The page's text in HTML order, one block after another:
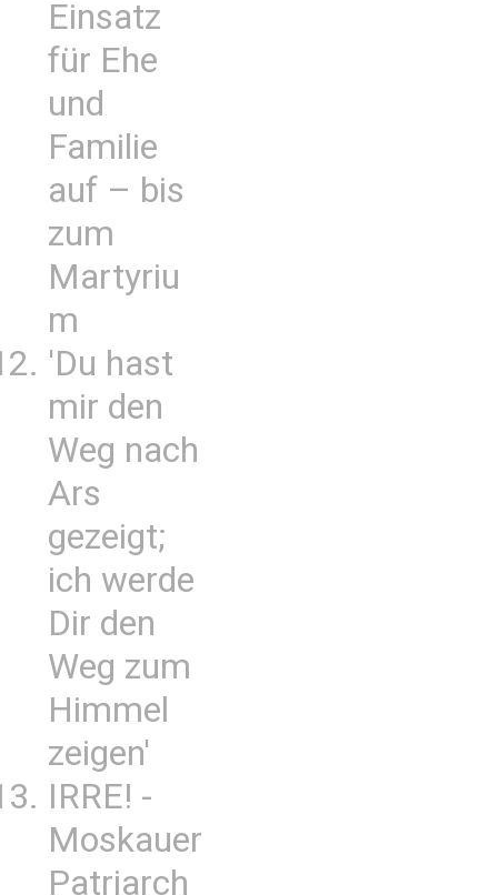
Einsatz
für Ehe
und
Familie
auf – bis
zum
Martyriu
m
'Du hast
mir den
Weg nach
Ars
gezeigt;
ich werde
Dir den
Weg zum
Himmel
zeigen'
IRRE! -
Moskauer
Patriarch